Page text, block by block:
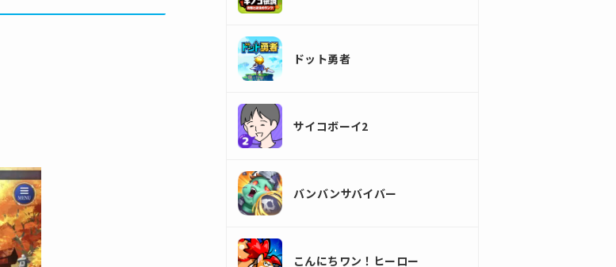
ドット勇者
サイコボーイ2
バンバンサバイバー
こんにちワン！ヒーロー